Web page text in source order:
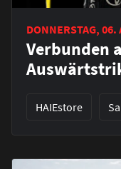
DONNERSTAG, 06.
Verbunden
HAIEstore